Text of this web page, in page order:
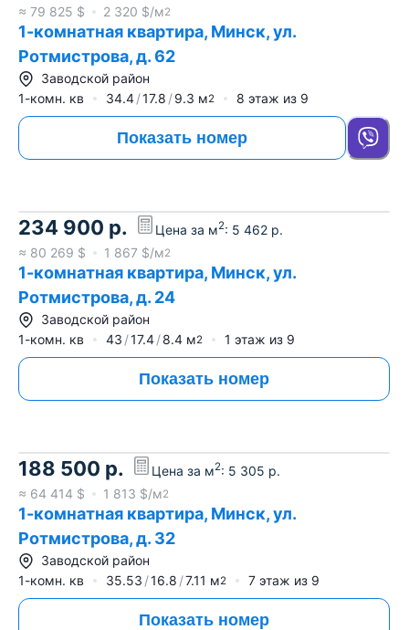
≈ 79 825 $ 2 320 $/м2
1-комнатная квартира, Минск, ул.
Ротмистрова, д. 62
Заводской район
1-комн. кв
34.4 17.8 9.3 м2 8 этаж из 9
Показать номер
234 900 р. Цена за м2: 5 462 р.
≈ 80 269 $ 1 867 $/м2
1-комнатная квартира, Минск, ул.
Ротмистрова, д. 24
Заводской район
1-комн. кв
43 17.4 8.4 м2 1 этаж из 9
Показать номер
188 500 р. Цена за м2: 5 305 р.
≈ 64 414 $ 1 813 $/м2
1-комнатная квартира, Минск, ул.
Ротмистрова, д. 32
Заводской район
1-комн. кв
35.53 16.8 7.11 м2 7 этаж из 9
Показать номер